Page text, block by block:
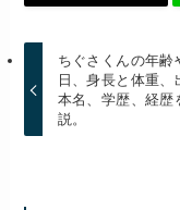
ちぐさくんの年齢
日、身長と体重、
本名、学歴、経歴
説。